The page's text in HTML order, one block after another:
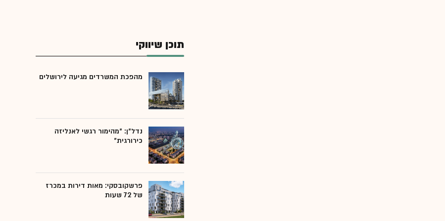
תוכן שיווקי
מהפכת המשרדים מגיעה לירושלים
נדל"ן: "מהימור רגשי לאנליזה
כירורגית"
פרשקובסקי: מאות דירות במכרז
של 72 שעות